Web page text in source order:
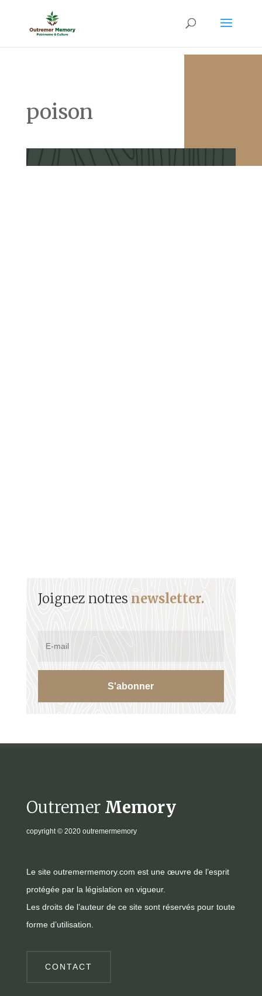
poison
Joignez notres newsletter.
S'abonner
Outremer Memory
copyright © 2020 outremermemory
Le site outremermemory.com est une œuvre de l’esprit
protégée par la législation en vigueur.
Les droits de l’auteur de ce site sont réservés pour toute
forme d’utilisation.
CONTACT